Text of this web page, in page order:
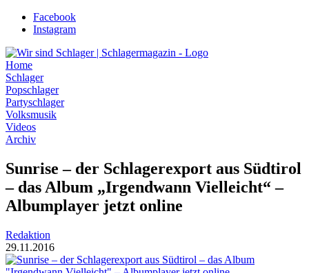
Zum
Inhalt
Facebook
Instagram
Home
Schlager
Popschlager
Partyschlager
Volksmusik
Videos
Archiv
Sunrise – der Schlagerexport aus Südtirol
– das Album „Irgendwann Vielleicht“ –
Albumplayer jetzt online
Redaktion
29.11.2016